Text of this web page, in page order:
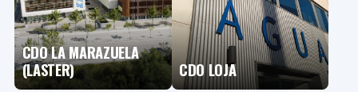
CDO LA MARAZUELA
(LASTER)
CDO LOJA